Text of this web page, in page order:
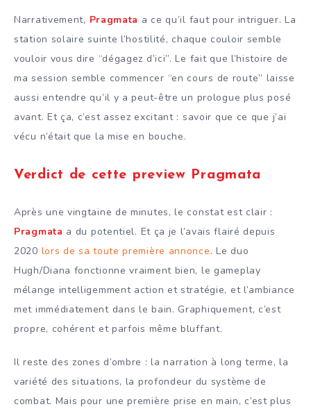
Narrativement, Pragmata a ce qu’il faut pour intriguer. La
station solaire suinte l’hostilité, chaque couloir semble
vouloir vous dire “dégagez d’ici”. Le fait que l’histoire de
ma session semble commencer “en cours de route” laisse
aussi entendre qu’il y a peut-être un prologue plus posé
avant. Et ça, c’est assez excitant : savoir que ce que j’ai
vécu n’était que la mise en bouche.
Verdict de cette preview Pragmata
Après une vingtaine de minutes, le constat est clair :
Pragmata a du potentiel. Et ça je l’avais flairé depuis
2020 lors de sa toute première annonce. Le duo
Hugh/Diana fonctionne vraiment bien, le gameplay
mélange intelligemment action et stratégie, et l’ambiance
met immédiatement dans le bain. Graphiquement, c’est
propre, cohérent et parfois même bluffant.
Il reste des zones d’ombre : la narration à long terme, la
variété des situations, la profondeur du système de
combat. Mais pour une première prise en main, c’est plus